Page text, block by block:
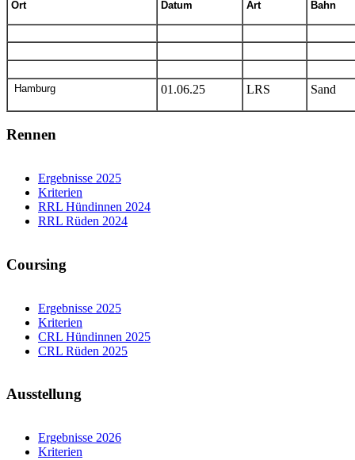
Ort Datum Art Bahn
Hamburg 01.06.25 LRS Sand
Rennen
Ergebnisse 2025
Kriterien
RRL Hündinnen 2024
RRL Rüden 2024
Coursing
Ergebnisse 2025
Kriterien
CRL Hündinnen 2025
CRL Rüden 2025
Ausstellung
Ergebnisse 2026
Kriterien